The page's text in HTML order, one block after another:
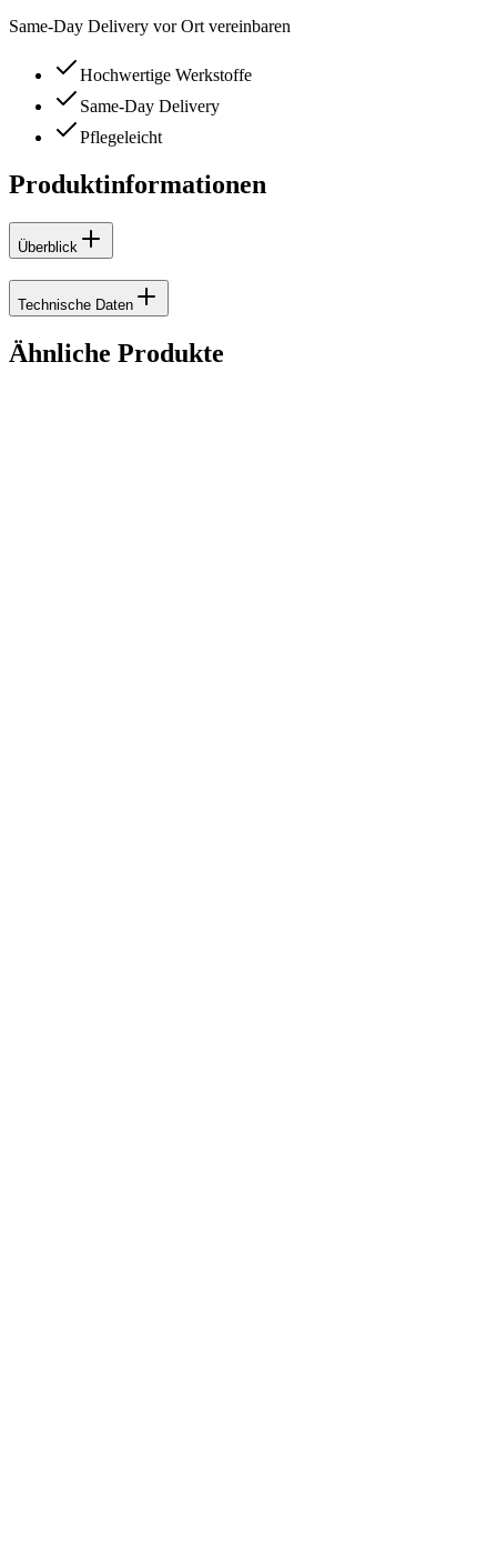
Same-Day Delivery vor Ort vereinbaren
Hochwertige Werkstoffe
Same-Day Delivery
Pflegeleicht
Produktinformationen
Überblick
Technische Daten
Ähnliche Produkte